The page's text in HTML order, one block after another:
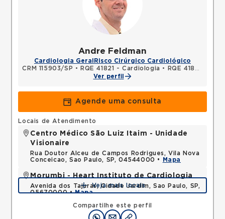
Andre Feldman
Cardiologia Geral Risco Cirúrgico Cardiológico
CRM 115903/SP • RQE 41821 - Cardiologia •
RQE 41822 - Clínica médica
Ver perfil
Agende uma consulta
Compartilhe este perfil
Locais de Atendimento
Centro Médico São Luiz Itaim - Unidade
Visionaire
Rua Doutor Alceu de Campos Rodrigues, Vila Nova
Conceicao, Sao Paulo, SP, 04544000 •
Mapa
Morumbi - Heart Instituto de Cardiologia
Avenida dos Tajuras, Cidade Jardim, Sao Paulo, SP,
05670000 •Mapa
Veja mais locais